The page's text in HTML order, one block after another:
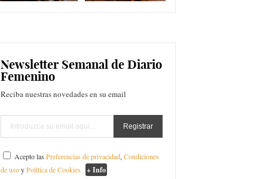
Newsletter Semanal de Diario
Femenino
Reciba nuestras novedades en su email
Acepto lasPreferencias de privacidad,Condiciones
de usoyPolítica de Cookies + Info